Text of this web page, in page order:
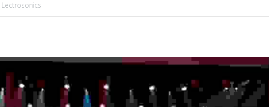
Lectrosonics